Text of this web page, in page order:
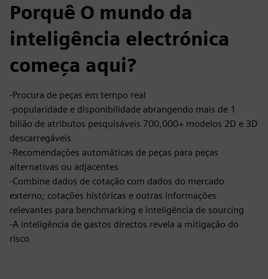
Porquê O mundo da
inteligência electrónica
começa aqui?
-Procura de peças em tempo real
-popularidade e disponibilidade abrangendo mais de 1
bilião de atributos pesquisáveis 700,000+ modelos 2D e 3D
descarregáveis
-Recomendações automáticas de peças para peças
alternativas ou adjacentes
-Combine dados de cotação com dados do mercado
externo; cotações históricas e outras informações
relevantes para benchmarking e inteligência de sourcing
-A inteligência de gastos directos revela a mitigação do
risco